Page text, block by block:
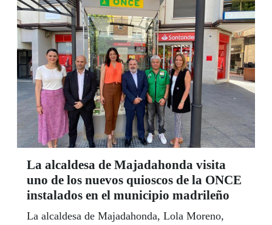
más de 112 millones de euros en premios.
La alcaldesa de Majadahonda visita
uno de los nuevos quioscos de la ONCE
instalados en el municipio madrileño
La alcaldesa de Majadahonda, Lola Moreno,